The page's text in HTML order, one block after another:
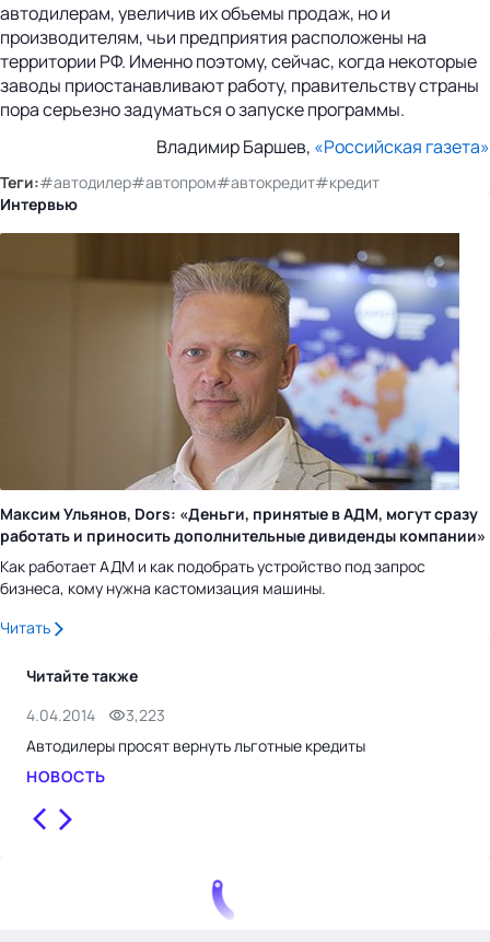
автодилерам, увеличив их объемы продаж, но и
производителям, чьи предприятия расположены на
территории РФ. Именно поэтому, сейчас, когда некоторые
заводы приостанавливают работу, правительству страны
пора серьезно задуматься о запуске программы.
Владимир Баршев, «Российская газета»
Теги:#автодилер#автопром#автокредит#кредит
Интервью
Максим Ульянов, Dors: «Деньги, принятые в АДМ, могут сразу
работать и приносить дополнительные дивиденды компании»
Как работает АДМ и как подобрать устройство под запрос
бизнеса, кому нужна кастомизация машины.
Читать
Читайте также
4.04.2014
3,223
Автодилеры просят вернуть льготные кредиты
НОВОСТЬ